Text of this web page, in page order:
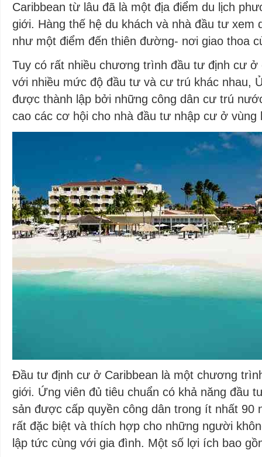
Caribbean từ lâu đã là một địa điểm du lịch
giới. Hàng thế hệ du khách và nhà đầu tư xem
như một điểm đến thiên đường- nơi giao thoa
Tuy có rất nhiều chương trình đầu tư định cư ở
với nhiều mức độ đầu tư và cư trú khác nhau,
được thành lập bởi những công dân cư trú
cao các cơ hội cho nhà đầu tư nhập cư ở vùng
Đầu tư định cư ở Caribbean là một chương
giới. Ứng viên đủ tiêu chuẩn có khả năng đầu
sản được cấp quyền công dân trong ít nhất 90
rất đặc biệt và thích hợp cho những người
lập tức cùng với gia đình. Một số lợi ích bao